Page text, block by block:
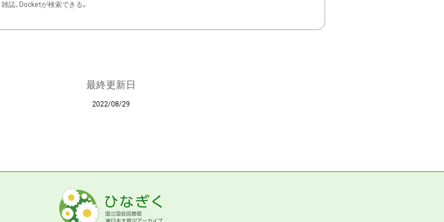
雑誌、Docketが検索できる。
最終更新日
2022/08/29